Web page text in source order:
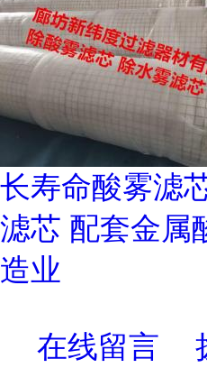
长寿命酸雾滤
滤芯 配套金属
造业
在线留言